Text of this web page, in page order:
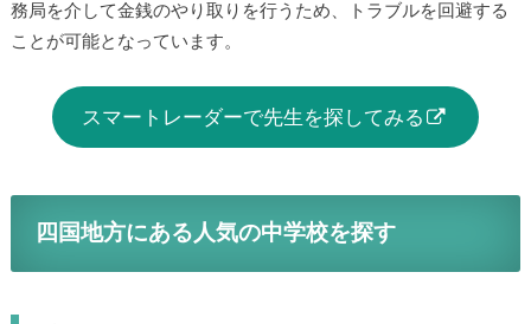
務局を介して金銭のやり取りを行うため、トラブルを回避する
ことが可能となっています。
スマートレーダーで先生を探してみる
四国地方にある人気の中学校を探す